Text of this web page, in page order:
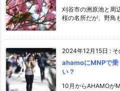
刈谷市の洲原池と周
桜の名所だが、野鳥
2024年12月15日 : そ
ahamoにMNPで
い？
10月からAHAMOが